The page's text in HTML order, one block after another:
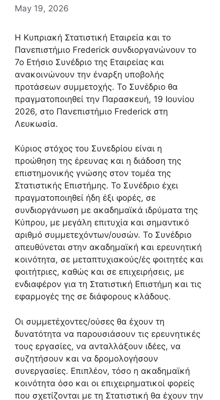
May 19, 2026
H Κυπριακή Στατιστική Εταιρεία και το
Πανεπιστήμιο Frederick συνδιοργανώνουν το
7ο Ετήσιο Συνέδριο της Εταιρείας και
ανακοινώνουν την έναρξη υποβολής
προτάσεων συμμετοχής. Το Συνέδριο θα
πραγματοποιηθεί την Παρασκευή, 19 Ιουνίου
2026, στο Πανεπιστήμιο Frederick στη
Λευκωσία.
Κύριος στόχος του Συνεδρίου είναι η
προώθηση της έρευνας και η διάδοση της
επιστημονικής γνώσης στον τομέα της
Στατιστικής Επιστήμης. Το Συνέδριο έχει
πραγματοποιηθεί ήδη έξι φορές, σε
συνδιοργάνωση με ακαδημαϊκά ιδρύματα της
Κύπρου, με μεγάλη επιτυχία και σημαντικό
αριθμό συμμετεχόντων/ουσών. Το Συνέδριο
απευθύνεται στην ακαδημαϊκή και ερευνητική
κοινότητα, σε μεταπτυχιακούς/ές φοιτητές και
φοιτήτριες, καθώς και σε επιχειρήσεις, με
ενδιαφέρον για τη Στατιστική Επιστήμη και τις
εφαρμογές της σε διάφορους κλάδους.
Οι συμμετέχοντες/ούσες θα έχουν τη
δυνατότητα να παρουσιάσουν τις ερευνητικές
τους εργασίες, να ανταλλάξουν ιδέες, να
συζητήσουν και να δρομολογήσουν
συνεργασίες. Επιπλέον, τόσο η ακαδημαϊκή
κοινότητα όσο και οι επιχειρηματικοί φορείς
που σχετίζονται με τη Στατιστική θα έχουν την